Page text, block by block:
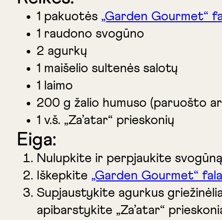
1 pakuotės „Garden Gourmet“
1 raudono svogūno
2 agurkų
1 maišelio sultenės salotų
1 laimo
200 g žalio humuso (paruošto
1 v.š. „Za’atar“ prieskonių
Eiga:
Nulupkite ir perpjaukite
Iškepkite „Garden Gourmet“
Supjaustykite agurkus
apibarstykite „Za’atar“